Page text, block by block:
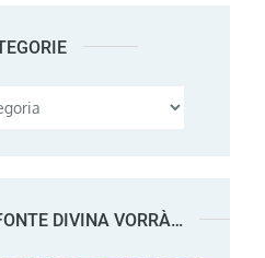
DIVINA VORRÀ…